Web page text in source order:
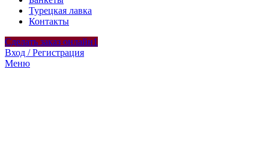
Турецкая лавка
Контакты
Сделать заказ онлайн1
Вход / Регистрация
Меню